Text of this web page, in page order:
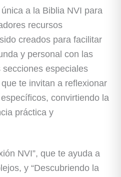
a la Biblia NVI para
recursos
creados para facilitar
y personal con las
especiales
te invitan a reflexionar
convirtiendo la
práctica y
NVI”, que te ayuda a
y “Descubriendo la